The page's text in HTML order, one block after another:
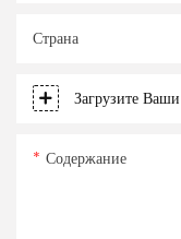
Страна
Загрузите
Содержание